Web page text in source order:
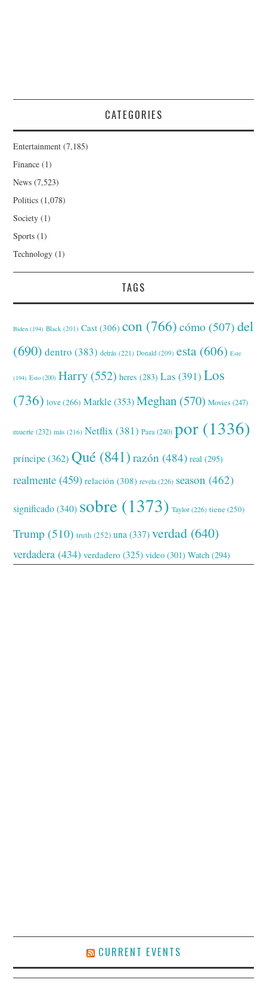
CATEGORIES
Entertainment (7,185)
Finance (1)
News (7,523)
Politics (1,078)
Society (1)
Sports (1)
Technology (1)
TAGS
Biden (194) Black (201) Cast (306) con (766) cómo (507) del
(690) dentro (383) detrás (221) Donald (209) esta (606) Este
(194) Esto (200) Harry (552) heres (283) Las (391) Los
(736) love(266) Markle(353) Meghan (570) Movies(247)
muerte (232) más (216) Netflix (381) Para(240) por (1336)
príncipe(362) Qué (841) razón (484) real (295)
realmente (459) relación (308) revela(226) season (462)
significado(340) sobre (1373) Taylor(226) tiene(250)
Trump (510) truth (252) una(337) verdad (640)
verdadera (434) verdadero (325) video (301) Watch (294)
CURRENT EVENTS